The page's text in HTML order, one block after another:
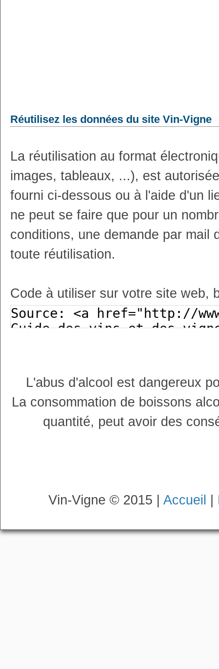
Réutilisez les données du site Vin-Vigne
La réutilisation au format
images, tableaux, ...), est
fourni ci-dessous ou à l'aide d'un
ne peut se faire que pour un
conditions, une demande par mail
toute réutilisation.
Code à utiliser sur votre site web,
L'abus d'alcool est dangereux
La consommation de boissons
quantité, peut avoir des
Vin-Vigne © 2015 | Accueil